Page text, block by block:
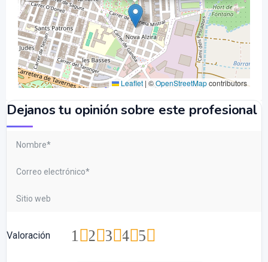
Leaflet | ©OpenStreetMapcontributors
Dejanos tu opinión sobre este profesional
Valoración 5
4
3
2
1